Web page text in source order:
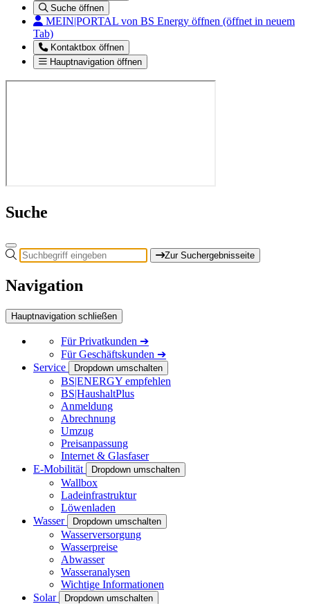
Suche öffnen
MEIN|PORTAL von BS Energy öffnen (öffnet in neuem
Tab)
Kontaktbox öffnen
Hauptnavigation öffnen
Suche
Zur Suchergebnisseite
Navigation
Hauptnavigation schließen
FürPrivatkunden ➔
FürGeschäftskunden ➔
Service
Dropdown umschalten
BS|ENERGY empfehlen
BS|HaushaltPlus
Anmeldung
Abrechnung
Umzug
Preisanpassung
Internet & Glasfaser
E-Mobilität
Dropdown umschalten
Wallbox
Ladeinfrastruktur
Löwenladen
Wasser
Dropdown umschalten
Wasserversorgung
Wasserpreise
Abwasser
Wasseranalysen
Wichtige Informationen
Solar
Dropdown umschalten